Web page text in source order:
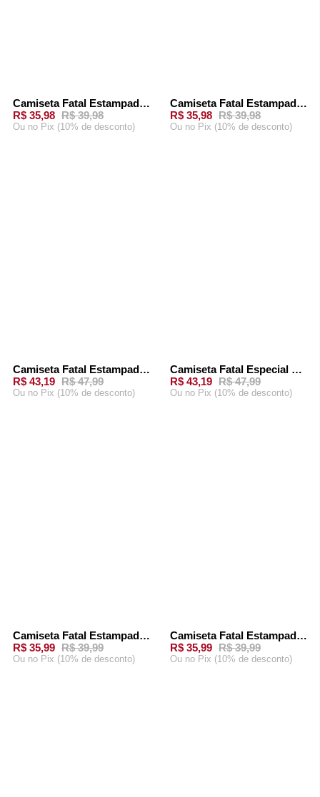
-10%Camiseta Fatal Estampada Bege
R$ 35,98 R$ 39,98
Ou no Pix (10% de desconto)
-10%Camiseta Fatal Estampada Verde
R$ 35,98 R$ 39,98
Ou no Pix (10% de desconto)
-10%Camiseta Fatal Estampada Bege
R$ 43,19 R$ 47,99
Ou no Pix (10% de desconto)
-10%
Camiseta Fatal Especial Bege
R$ 43,19 R$ 47,99
Ou no Pix (10% de desconto)
-10%Camiseta Fatal Estampada Bege
R$ 35,99 R$ 39,99
Ou no Pix (10% de desconto)
-10%Camiseta Fatal Estampada Verde
R$ 35,99 R$ 39,99
Ou no Pix (10% de desconto)